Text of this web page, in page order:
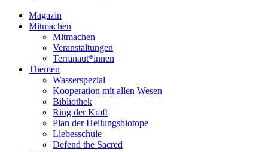
Magazin
Mitmachen
Mitmachen
Veranstaltungen
Terranaut*innen
Themen
Wasserspezial
Kooperation mit allen Wesen
Bibliothek
Ring der Kraft
Plan der Heilungsbiotope
Liebesschule
Defend the Sacred